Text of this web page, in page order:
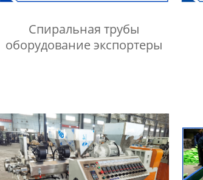
Спиральная трубы
оборудование экспортеры